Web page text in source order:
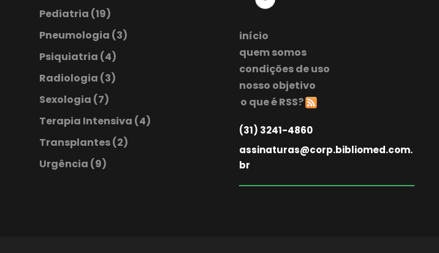
Pediatria (19)
Pneumologia (3)
Psiquiatria (4)
Radiologia (3)
Sexologia (7)
Terapia Intensiva (4)
Transplantes(2)
Urgência (9)
início
quem somos
condições de uso
nosso objetivo
o que é RSS?
(31) 3241-4860
assinaturas@corp.bibliomed.com.
br